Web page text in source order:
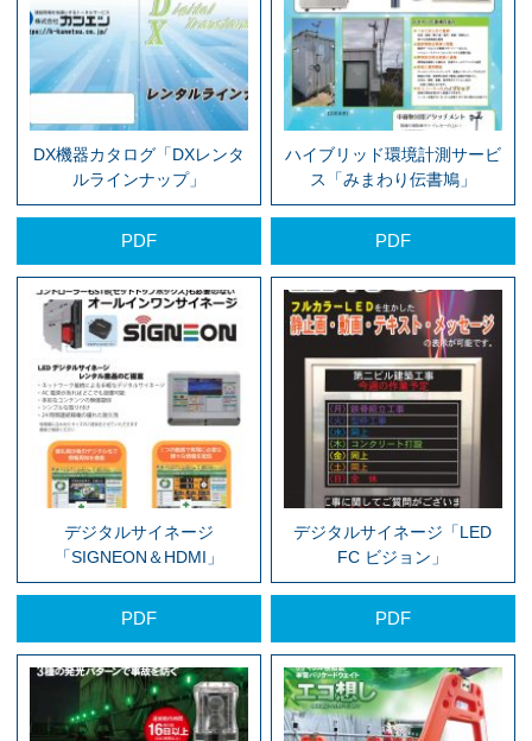
DX機器カタログ「DXレンタ
ルラインナップ」
PDF
ハイブリッド環境計測サービ
ス「みまわり伝書鳩」
PDF
デジタルサイネージ
「SIGNEON＆HDMI」
PDF
デジタルサイネージ「LED
FC ビジョン」
PDF